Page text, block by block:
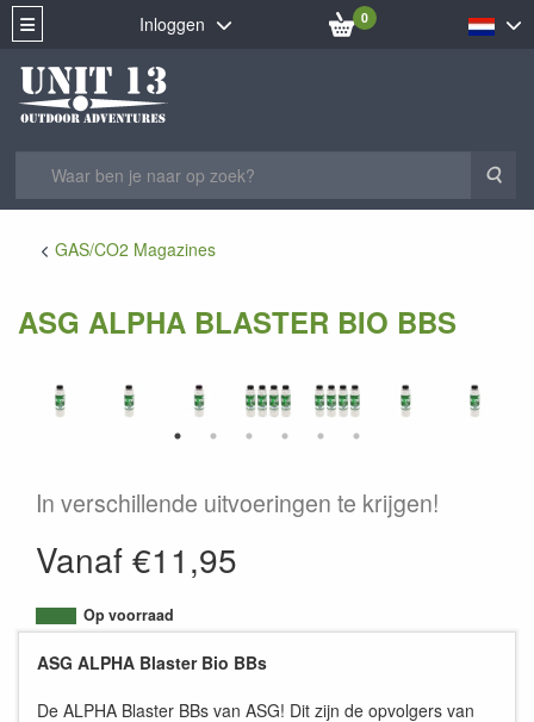
Inloggen 0
GAS/CO2 Magazines
ASG ALPHA BLASTER BIO BBS
In verschillende uitvoeringen te krijgen!
Vanaf €11,95
Op voorraad
ASG ALPHA Blaster Bio BBs
De ALPHA Blaster BBs van ASG! Dit zijn de opvolgers van